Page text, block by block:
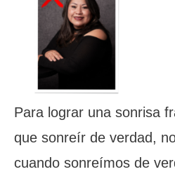
Para lograr una sonrisa
que sonreír de verdad,
cuando sonreímos de